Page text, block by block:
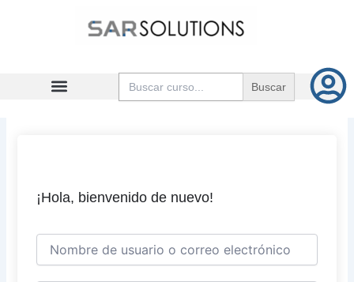
Buscar:
¡Hola, bienvenido de nuevo!